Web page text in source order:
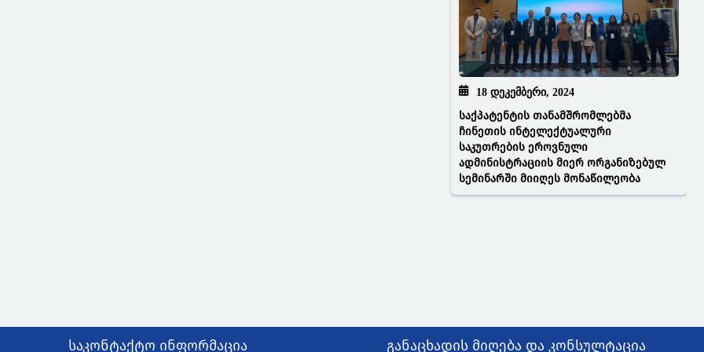
18 ᲓᲔᲙᲔᲛᲑᲔᲠᲘ, 2024
საქპატენტის თანამშრომლებმა
ჩინეთის ინტელექტუალური
საკუთრების ეროვნული
ადმინისტრაციის მიერ ორგანიზებულ
სემინარში მიიღეს მონაწილეობა
საკონტაქტო ინფორმაცია განაცხადის მიღება და კონსულტაცია